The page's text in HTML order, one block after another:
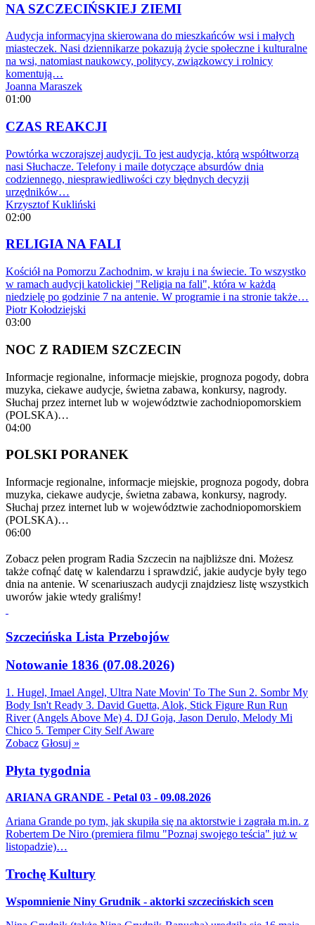
NA SZCZECIŃSKIEJ ZIEMI
Audycja informacyjna skierowana do mieszkańców wsi i małych
miasteczek. Nasi dziennikarze pokazują życie społeczne i kulturalne
na wsi, natomiast naukowcy, politycy, związkowcy i rolnicy
komentują…
Joanna Maraszek
01:00
CZAS REAKCJI
Powtórka wczorajszej audycji. To jest audycja, którą współtworzą
nasi Słuchacze. Telefony i maile dotyczące absurdów dnia
codziennego, niesprawiedliwości czy błędnych decyzji
urzędników…
Krzysztof Kukliński
02:00
RELIGIA NA FALI
Kościół na Pomorzu Zachodnim, w kraju i na świecie. To wszystko
w ramach audycji katolickiej "Religia na fali", która w każdą
niedzielę po godzinie 7 na antenie. W programie i na stronie także…
Piotr Kołodziejski
03:00
NOC Z RADIEM SZCZECIN
Informacje regionalne, informacje miejskie, prognoza pogody, dobra
muzyka, ciekawe audycje, świetna zabawa, konkursy, nagrody.
Słuchaj przez internet lub w województwie zachodniopomorskiem
(POLSKA)…
04:00
POLSKI PORANEK
Informacje regionalne, informacje miejskie, prognoza pogody, dobra
muzyka, ciekawe audycje, świetna zabawa, konkursy, nagrody.
Słuchaj przez internet lub w województwie zachodniopomorskiem
(POLSKA)…
06:00
Zobacz pełen program Radia Szczecin na najbliższe dni. Możesz
także cofnąć datę w kalendarzu i sprawdzić, jakie audycje były tego
dnia na antenie. W scenariuszach audycji znajdziesz listę wszystkich
uworów jakie wtedy graliśmy!
Szczecińska Lista Przebojów
Notowanie 1836 (07.08.2026)
1. Hugel, Imael Angel, Ultra Nate Movin' To The Sun 2. Sombr My
Body Isn't Ready 3. David Guetta, Alok, Stick Figure Run Run
River (Angels Above Me) 4. DJ Goja, Jason Derulo, Melody Mi
Chico 5. Temper City Self Aware
Zobacz Głosuj »
Płyta tygodnia
ARIANA GRANDE - Petal 03 - 09.08.2026
Ariana Grande po tym, jak skupiła się na aktorstwie i zagrała m.in. z
Robertem De Niro (premiera filmu "Poznaj swojego teścia" już w
listopadzie)…
Trochę Kultury
Wspomnienie Niny Grudnik - aktorki szczecińskich scen